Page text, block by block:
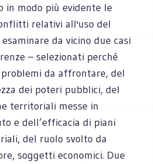
in modo più evidente le
relativi all'uso del
da vicino due casi
– selezionati perché
da affrontare, del
dei poteri pubblici, del
territoriali messe in
e dell’efficacia di piani
del ruolo svolto da
soggetti economici. Due